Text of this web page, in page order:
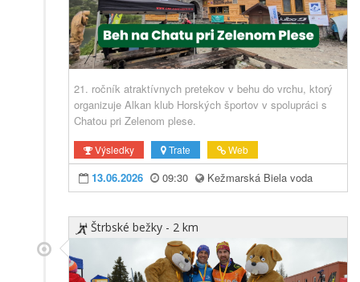
21. ročník atraktívnych pretekov v behu do vrchu, ktorý
organizuje Alkan klub Horských športov v spolupráci s
Chatou pri Zelenom plese.
Výsledky Trate Web
13.06.2026 09:30 Kežmarská Biela voda
Štrbské bežky - 2 km